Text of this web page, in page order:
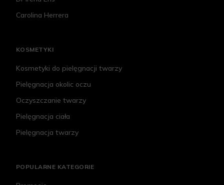
Carolina Herrera
KOSMETYKI
Kosmetyki do pielęgnacji twarzy
Pielęgnacja okolic oczu
Oczyszczanie twarzy
Pielęgnacja ciała
Pielęgnacja twarzy
POPULARNE KATEGORIE